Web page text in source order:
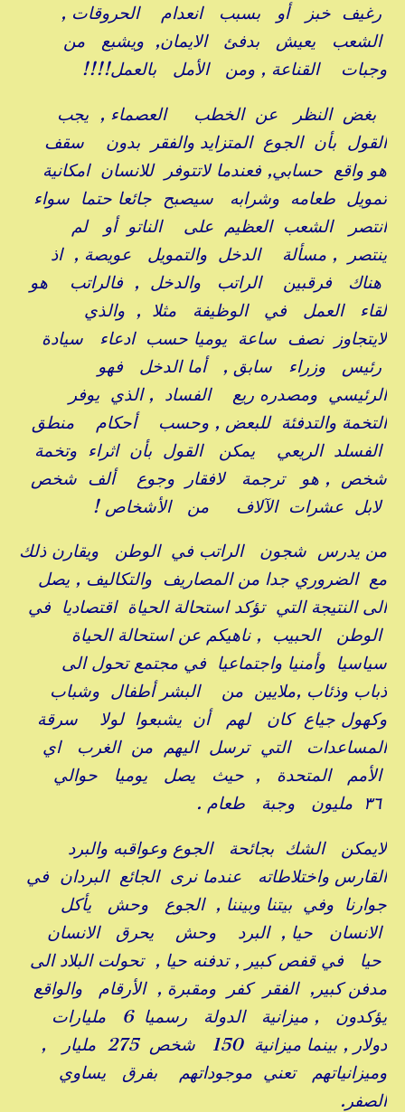
رغيف خبز أو بسبب انعدام الحروقات ,
الشعب يعيش بدفئ الايمان, ويشبع من
وجبات القناعة , ومن الأمل بالعمل!!!!
بغض النظر عن الخطب العصماء , يجب
القول بأن الجوع المتزايد والفقر بدون سقف
هو واقع حسابي, فعندما لاتتوفر للانسان امكانية
تمويل طعامه وشرابه سيصبح جائعا حتما سواء
انتصر الشعب العظيم على الناتو أو لم
ينتصر , مسألة الدخل والتمويل عويصة , اذ
هناك فرقبين الراتب والدخل , فالراتب هو
لقاء العمل في الوظيفة مثلا , والذي
لايتجاوز نصف ساعة يوميا حسب ادعاء سيادة
رئيس وزراء سابق , أما الدخل فهو
الرئيسي ومصدره ريع الفساد , الذي يوفر
التخمة والتدفئة للبعض , وحسب أحكام منطق
الفسلد الريعي يمكن القول بأن اثراء وتخمة
شخص , هو ترجمة لافقار وجوع ألف شخص
لابل عشرات الآلاف من الأشخاص !
من يدرس شجون الراتب في الوطن ويقارن ذلك
مع الضروري جدا من المصاريف والتكاليف , يصل
الى النتيجة التي تؤكد استحالة الحياة اقتصاديا في
الوطن الحبيب , ناهيكم عن استحالة الحياة
سياسيا وأمنيا واجتماعيا في مجتمع تحول الى
ذباب وذئاب ,ملايين من البشر أطفال وشباب
وكهول جياع كان لهم أن يشبعوا لولا سرقة
المساعدات التي ترسل اليهم من الغرب اي
الأمم المتحدة , حيث يصل يوميا حوالي
٣٦ مليون وجبة طعام .
لايمكن الشك بجائحة الجوع وعواقبه والبرد
القارس واختلاطاته عندما نرى الجائع البردان في
جوارنا وفي بيتنا وبيننا , الجوع وحش يأكل
الانسان حيا , البرد وحش يحرق الانسان
حيا في قفص كبير , تدفنه حيا , تحولت البلاد الى
مدفن كبير, الفقر كفر ومقبرة , الأرقام والواقع
يؤكدون , ميزانية الدولة رسميا 6 مليارات
دولار , بينما ميزانية 150 شخص 275 مليار ,
وميزانياتهم تعني موجوداتهم بفرق يساوي
الصفر.